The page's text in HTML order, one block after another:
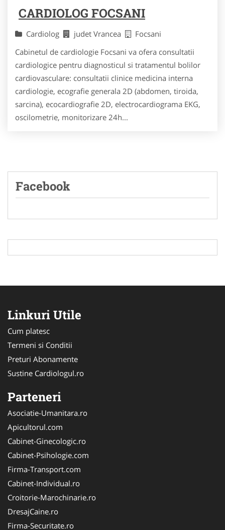
CARDIOLOG FOCSANI
Cardiolog judet Vrancea
Focsani
Cabinetul de cardiologie Focsani va ofera consultatii
cardiologice pentru diagnosticul si tratamentul bolilor
cardiovasculare: consultatii clinice medicina interna
cardiologie, ecografie generala 2D (abdomen, tiroida,
sarcina), ecocardiografie 2D, electrocardiograma EKG,
oscilometrie, monitorizare 24h...
Facebook
Linkuri Utile
Cum platesc
Termeni si Conditii
Preturi Abonamente
Sustine Cardiologul.ro
Parteneri
Asociatie-Umanitara.ro
Apicultorul.com
Cabinet-Ginecologic.ro
Cabinet-Psihologie.com
Firma-Transport.com
Cabinet-Individual.ro
Croitorie-Marochinarie.ro
DresajCaine.ro
Firma-Securitate.ro